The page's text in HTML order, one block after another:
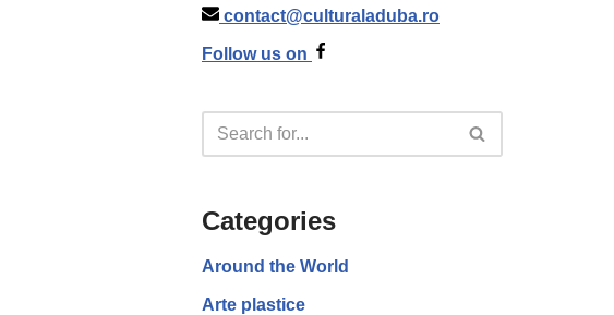
contact@culturaladuba.ro
Follow us on
Categories
Around the World
Arte plastice